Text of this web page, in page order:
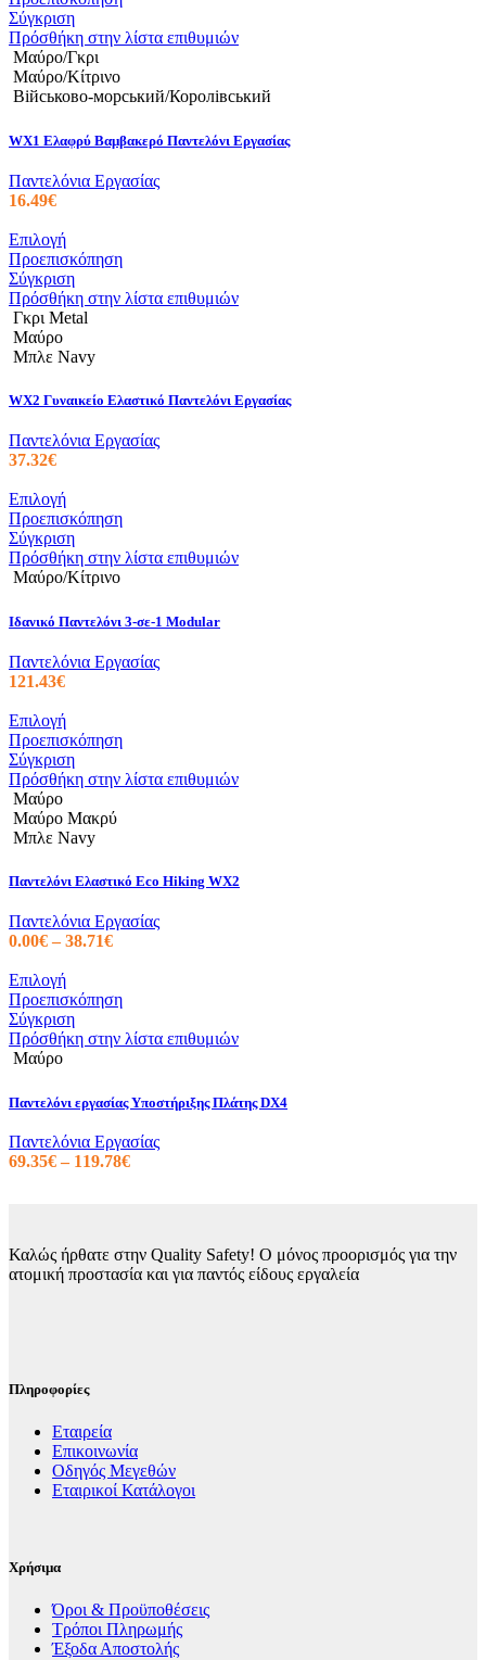
προϊόν
έχει
πολλαπλές
παραλλαγές.
Οι
μπορούν
να
επιλεγούν
στη
προϊόντος
Σύγκριση
Πρόσθήκη στην λίστα επιθυμιών
Μαύρο/Γκρι
Μαύρο/Κίτρινο
Військово-морський/Королівський
WX1 Ελαφρύ Βαμβακερό Παντελόνι Εργασίας
Παντελόνια Εργασίας
16.49€
ΕπιλογήΑυτό
το
προϊόν
έχει
πολλαπλές
Οι
μπορούν
επιλεγούν
στη
προϊόντος
Προεπισκόπηση
Σύγκριση
Πρόσθήκη στην λίστα επιθυμιών
Γκρι Metal
Μαύρο
Μπλε Navy
WX2 Γυναικείο Ελαστικό Παντελόνι Εργασίας
Παντελόνια Εργασίας
37.32€
ΕπιλογήΑυτό
το
προϊόν
έχει
πολλαπλές
Οι
επιλογές
μπορούν
να
σελίδα
του
προϊόντος
Προεπισκόπηση
Σύγκριση
Πρόσθήκη στην λίστα επιθυμιών
Μαύρο/Κίτρινο
Ιδανικό Παντελόνι 3-σε-1 Modular
Παντελόνια Εργασίας
121.43€
ΕπιλογήΑυτό
το
προϊόν
έχει
παραλλαγές.
Οι
μπορούν
επιλεγούν
στη
προϊόντος
Προεπισκόπηση
Σύγκριση
Πρόσθήκη στην λίστα επιθυμιών
Μαύρο
Μαύρο Μακρύ
Μπλε Navy
Παντελόνι Ελαστικό Eco Hiking WX2
Παντελόνια Εργασίας
0.00€ – 38.71€Price
through
ΕπιλογήΑυτό
το
προϊόν
έχει
επιλογές
μπορούν
να
προϊόντος
Προεπισκόπηση
Σύγκριση
Πρόσθήκη στην λίστα επιθυμιών
Μαύρο
Παντελόνι εργασίας Υποστήριξης Πλάτης DX4
Παντελόνια Εργασίας
69.35€ – 119.78€Price
Καλώς ήρθατε στην Quality Safety! Ο μόνος προορισμός για την
ατομική προστασία και για παντός είδους εργαλεία
Πληροφορίες
Εταιρεία
Επικοινωνία
Οδηγός Μεγεθών
Εταιρικοί Κατάλογοι
Χρήσιμα
Όροι & Προϋποθέσεις
Τρόποι Πληρωμής
Έξοδα Αποστολής